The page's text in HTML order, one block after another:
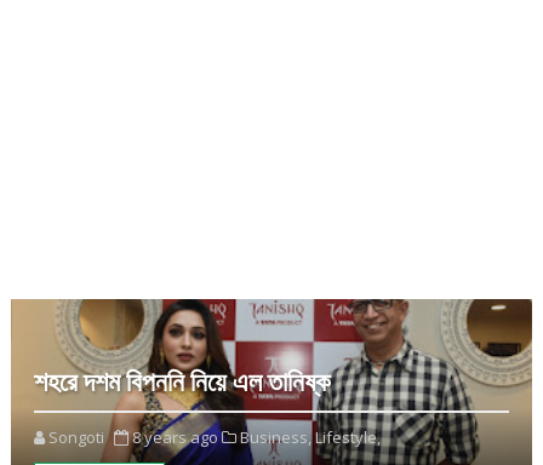
শহরে দশম বিপননি নিয়ে এল তানিষ্ক
Songoti 8 years ago Business,Lifestyle,